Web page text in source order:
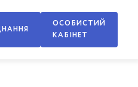
ОСОБИСТИЙ
КАБІНЕТ